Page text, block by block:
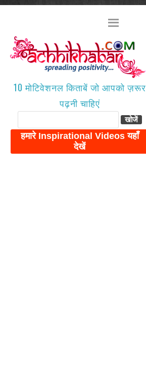
10 मोटिवेशनल किताबें जो आपको ज़रूर
पढ़नी चाहिएं